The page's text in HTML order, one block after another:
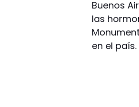
Buenos
las
en el país.